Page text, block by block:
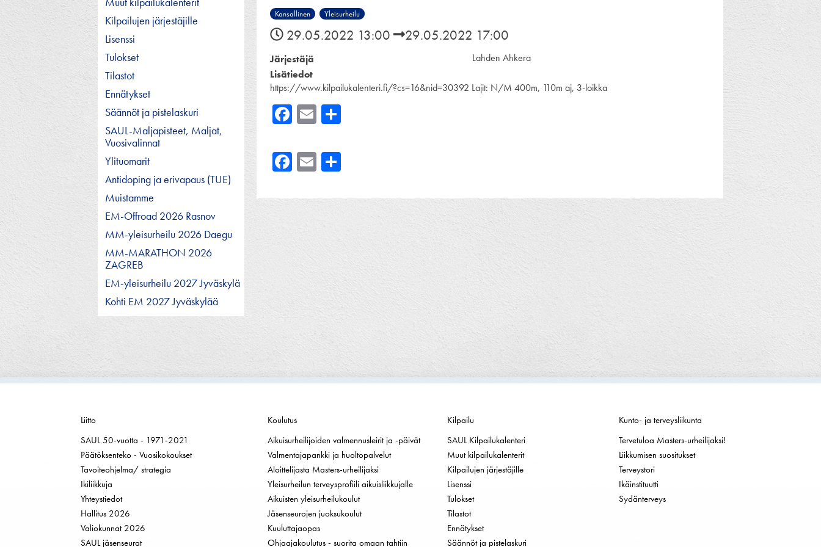
Kilpailujen järjestäjille
Lisenssi
Tulokset
Tilastot
Ennätykset
Säännöt ja pistelaskuri
SAUL-Maljapisteet, Maljat,
Vuosivalinnat
Ylituomarit
Antidoping ja erivapaus (TUE)
Muistamme
EM-Offroad 2026 Rasnov
MM-yleisurheilu 2026 Daegu
MM-MARATHON 2026
ZAGREB
EM-yleisurheilu 2027 Jyväskylä
Kohti EM 2027 Jyväskylää
Kansallinen Yleisurheilu
29.05.2022 13:00 29.05.2022 17:00
Järjestäjä
Lahden Ahkera
Lisätiedot
https://www.kilpailukalenteri.fi/?cs=16&nid=30392 Lajit: N/M 400m, 110m aj, 3-loikka
Facebook
Email
Facebook
Email
Liitto
SAUL 50-vuotta - 1971-2021
Päätöksenteko - Vuosikokoukset
Tavoiteohjelma/ strategia
Ikiliikkuja
Yhteystiedot
Hallitus 2026
Valiokunnat 2026
SAUL jäsenseurat
Koulutus
Aikuisurheilijoiden valmennusleirit ja -päivät
Valmentajapankki ja huoltopalvelut
Aloittelijasta Masters-urheilijaksi
Yleisurheilun terveysprofiili aikuisliikkujalle
Aikuisten yleisurheilukoulut
Jäsenseurojen juoksukoulut
Kuuluttajaopas
Ohjaajakoulutus - suorita omaan tahtiin
Kilpailu
SAUL Kilpailukalenteri
Muut kilpailukalenterit
Kilpailujen järjestäjille
Lisenssi
Tulokset
Tilastot
Ennätykset
Säännöt ja pistelaskuri
Kunto- ja terveysliikunta
Tervetuloa Masters-urheilijaksi!
Liikkumisen suositukset
Terveystori
Ikäinstituutti
Sydänterveys